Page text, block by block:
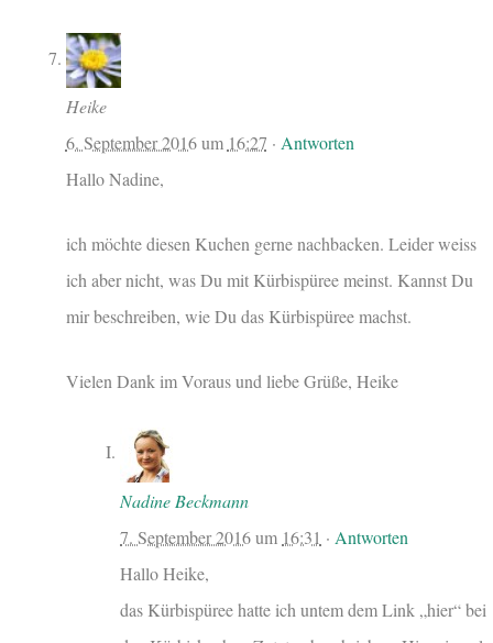
Heike
6. September 2016um 16:27 · Antworten
Hallo Nadine,
ich möchte diesen Kuchen gerne nachbacken. Leider weiss
ich aber nicht, was Du mit Kürbispüree meinst. Kannst Du
mir beschreiben, wie Du das Kürbispüree machst.
Vielen Dank im Voraus und liebe Grüße, Heike
Nadine Beckmann
7. September 2016um 16:31 · Antworten
Hallo Heike,
das Kürbispüree hatte ich untem dem Link „hier“ bei